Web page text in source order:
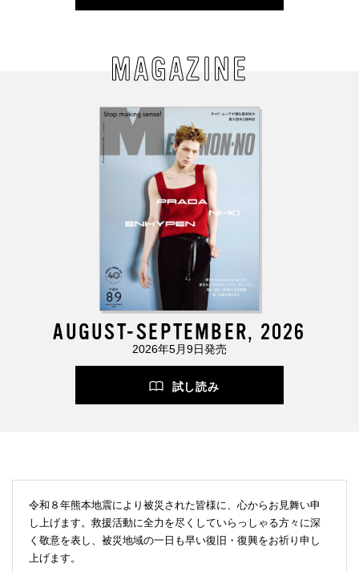
MAGAZINE
AUGUST-SEPTEMBER, 2026
2026年5月9日発売
試し読み
令和８年熊本地震により被災された皆様に、心からお見舞い申
し上げます。救援活動に全力を尽くしていらっしゃる方々に深
く敬意を表し、被災地域の一日も早い復旧・復興をお祈り申し
上げます。